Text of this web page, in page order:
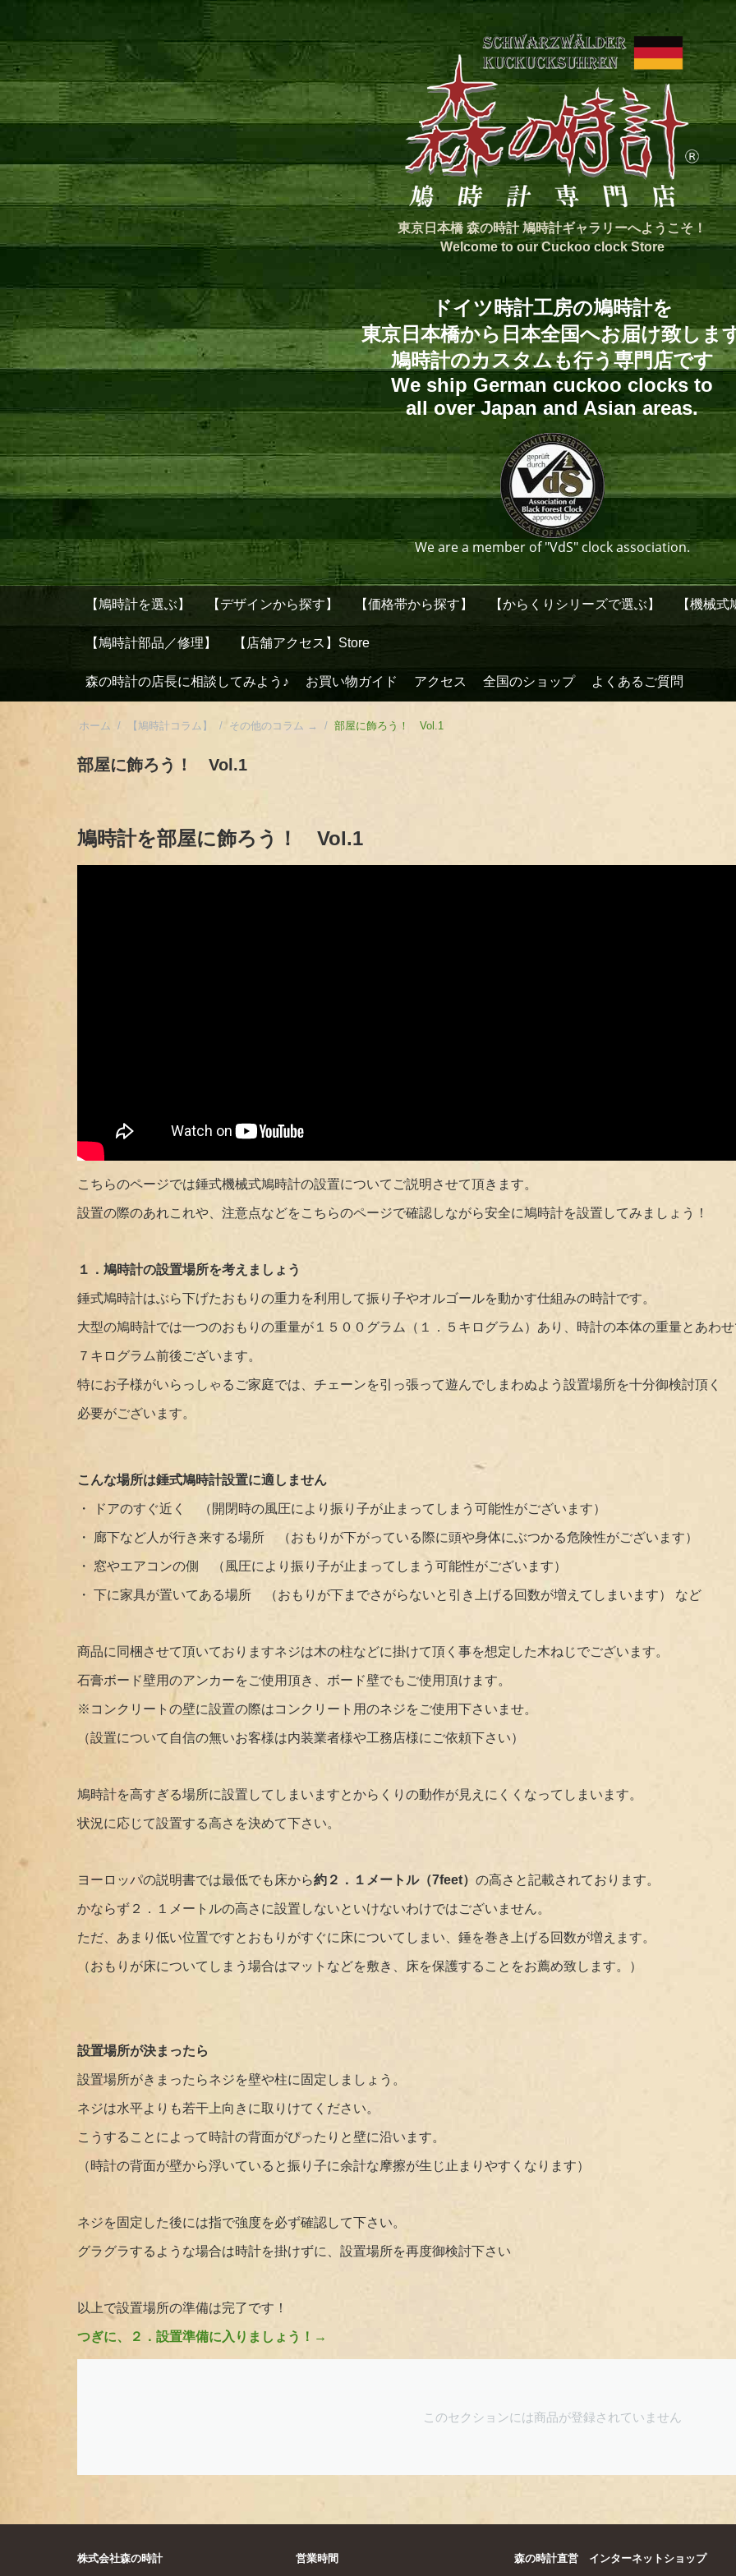
東京日本橋 森の時計 鳩時計ギャラリーへようこそ！
Welcome to our Cuckoo clock Store
ドイツ時計工房の鳩時計を
東京日本橋から日本全国へお届け致しま
鳩時計のカスタムも行う専門店です
We ship German cuckoo clocks to
all over Japan and Asian areas.
We are a member of "VdS" clock association.
【鳩時計を選ぶ】 【デザインから探す】 【価格帯から探す】 【からくりシリーズで選ぶ】 【機械
【鳩時計部品／修理】 【店舗アクセス】Store
森の時計の店長に相談してみよう♪ お買い物ガイド アクセス 全国のショップ よくあるご質問
ホーム / 【鳩時計コラム】 / その他のコラム → / 部屋に飾ろう！ Vol.1
部屋に飾ろう！ Vol.1
鳩時計を部屋に飾ろう！ Vol.1
こちらのページでは錘式機械式鳩時計の設置についてご説明させて頂きます。
設置の際のあれこれや、注意点などをこちらのページで確認しながら安全に鳩時計を設置してみましょう！
１．鳩時計の設置場所を考えましょう
錘式鳩時計はぶら下げたおもりの重力を利用して振り子やオルゴールを動かす仕組みの時計です。
大型の鳩時計では一つのおもりの重量が１５００グラム（１．５キログラム）あり、時計の本体の重量とあわ
７キログラム前後ございます。
特にお子様がいらっしゃるご家庭では、チェーンを引っ張って遊んでしまわぬよう設置場所を十分御検討頂く
必要がございます。
こんな場所は錘式鳩時計設置に適しません
・ ドアのすぐ近く （開閉時の風圧により振り子が止まってしまう可能性がございます）
・ 廊下など人が行き来する場所 （おもりが下がっている際に頭や身体にぶつかる危険性がございます）
・ 窓やエアコンの側 （風圧により振り子が止まってしまう可能性がございます）
・ 下に家具が置いてある場所 （おもりが下までさがらないと引き上げる回数が増えてしまいます） など
商品に同梱させて頂いておりますネジは木の柱などに掛けて頂く事を想定した木ねじでございます。
石膏ボード壁用のアンカーをご使用頂き、ボード壁でもご使用頂けます。
※コンクリートの壁に設置の際はコンクリート用のネジをご使用下さいませ。
（設置について自信の無いお客様は内装業者様や工務店様にご依頼下さい）
鳩時計を高すぎる場所に設置してしまいますとからくりの動作が見えにくくなってしまいます。
状況に応じて設置する高さを決めて下さい。
ヨーロッパの説明書では最低でも床から約２．１メートル（7feet）の高さと記載されております。
かならず２．１メートルの高さに設置しないといけないわけではございません。
ただ、あまり低い位置ですとおもりがすぐに床についてしまい、錘を巻き上げる回数が増えます。
（おもりが床についてしまう場合はマットなどを敷き、床を保護することをお薦め致します。）
設置場所が決まったら
設置場所がきまったらネジを壁や柱に固定しましょう。
ネジは水平よりも若干上向きに取りけてください。
こうすることによって時計の背面がぴったりと壁に沿います。
（時計の背面が壁から浮いていると振り子に余計な摩擦が生じ止まりやすくなります）
ネジを固定した後には指で強度を必ず確認して下さい。
グラグラするような場合は時計を掛けずに、設置場所を再度御検討下さい
以上で設置場所の準備は完了です！
つぎに、２．設置準備に入りましょう！→
このセクションには商品が登録されていません
株式会社森の時計 営業時間 森の時計直営 インターネットショップ